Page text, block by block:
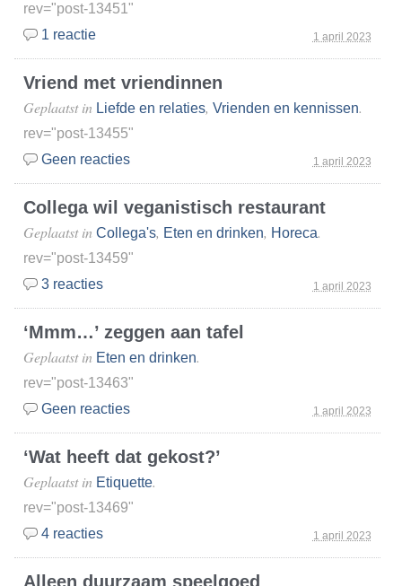
1 april 2023
rev="post-13451"
1 reactie
Vriend met vriendinnen
1 april 2023
Geplaatst in Liefde en relaties, Vrienden en kennissen.
rev="post-13455"
Geen reacties
Collega wil veganistisch restaurant
1 april 2023
Geplaatst in Collega's, Eten en drinken, Horeca.
rev="post-13459"
3 reacties
‘Mmm…’ zeggen aan tafel
1 april 2023
Geplaatst in Eten en drinken.
rev="post-13463"
Geen reacties
‘Wat heeft dat gekost?’
1 april 2023
Geplaatst in Etiquette.
rev="post-13469"
4 reacties
Alleen duurzaam speelgoed